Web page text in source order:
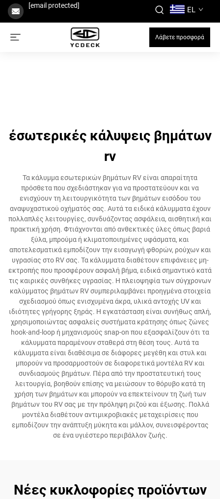
[email protected] EL
Λάβετε προσφορά
έσωτερικές κάλυψεις βημάτων
rv
Τα κάλυμμα εσωτερικών βημάτων RV είναι απαραίτητα
πρόσθετα που σχεδιάστηκαν για να προστατεύουν και να
ενισχύουν τη λειτουργικότητα των βημάτων εισόδου του
αναψυχαστικού οχήματός σας. Αυτά τα ειδικά κάλυμματα έχουν
πολλαπλές λειτουργίες, συνδυάζοντας ασφάλεια, αισθητική και
πρακτική χρήση. Φτιάχνονται από ανθεκτικές ύλες όπως βαριά
ξύλα, μπρούμα ή κλιματοποιημένες υφάσματα, και
αποτελεσματικά εμποδίζουν την εισαγωγή φθορών, ρούχων και
υγρασίας στο RV σας. Τα κάλυμματα διαθέτουν επιφάνειες μη-
εκτροπής που προσφέρουν ασφαλή βήμα, ειδικά σημαντικό κατά
τις καιρικές συνθήκες υγρασίας. Η πλειοψηφία των σύγχρονων
καλύμματος βημάτων RV συμπεριλαμβάνει προηγμένα στοιχεία
σχεδιασμού όπως ενισχυμένα άκρα, υλικά αντοχής UV και
ιδιότητες γρήγορης ξηράς. Η εγκατάσταση είναι συνήθως απλή,
χρησιμοποιώντας ασφαλείς συστήματα κράτησης όπως ζώνες
hook-and-loop ή μηχανισμούς snap-on που εξασφαλίζουν ότι τα
κάλυμματα παραμένουν σταθερά στη θέση τους. Αυτά τα
κάλυμματα είναι διαθέσιμα σε διάφορες μεγέθη και στυλ και
μπορούν να προσαρμοστούν σε διαφορετικά μοντέλα RV και
συνδιασμούς βημάτων. Πέρα από την προστατευτική τους
λειτουργία, βοηθούν επίσης να μειώσουν το θόρυβο κατά τη
χρήση των βημάτων και μπορούν να επεκτείνουν τη ζωή των
βημάτων του RV σας με την πρόληψη ριζού και έξωσης. Πολλά
μοντέλα διαθέτουν αντιμικροβιακές μεταχειρίσεις που
εμποδίζουν την ανάπτυξη μύκητα και μάλλον, συνεισφέροντας
σε ένα υγιέστερο περιβάλλον ζωής.
Νέες κυκλοφορίες προϊόντων